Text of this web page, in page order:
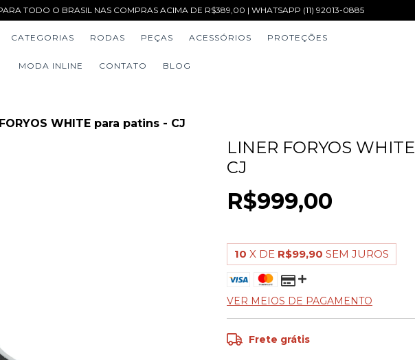
TODO O BRASIL NAS COMPRAS ACIMA DE R$389,00 | WHATSAPP (11) 92013-0885
CATEGORIAS RODAS PEÇAS ACESSÓRIOS PROTEÇÕES
MODA INLINE CONTATO BLOG
WHITE para patins - CJ
LINER FORYOS
CJ
R$999,00
10 X DE R$99,90 SEM JUROS
VER MEIOS DE PAGAMENTO
Frete grátis